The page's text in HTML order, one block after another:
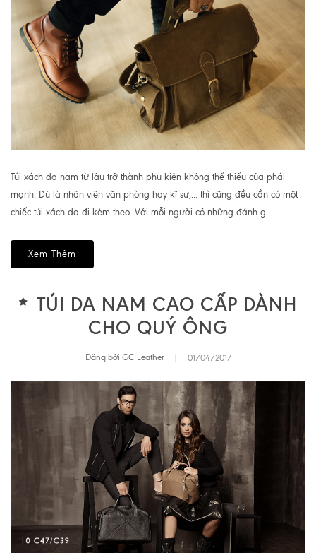
Túi xách da nam từ lâu trở thành phụ kiện không thể thiếu của phái
mạnh. Dù là nhân viên văn phòng hay kĩ sư,... thì cũng đều cần có một
chiếc túi xách da đi kèm theo. Với mỗi người có những đánh g...
Xem Thêm
TÚI DA NAM CAO CẤP DÀNH
CHO QUÝ ÔNG
Đăng bởi GC Leather 01/04/2017